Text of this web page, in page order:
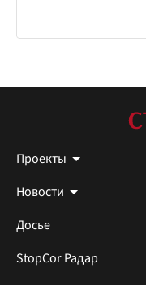
Проекты
Новости
Досье
StopCor Радар